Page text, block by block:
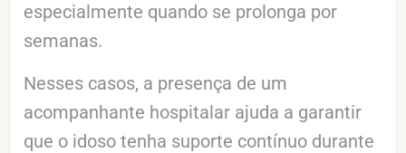
especialmente quando se prolonga por
semanas.
Nesses casos, a presença de um
acompanhante hospitalar ajuda a garantir
que o idoso tenha suporte contínuo durante